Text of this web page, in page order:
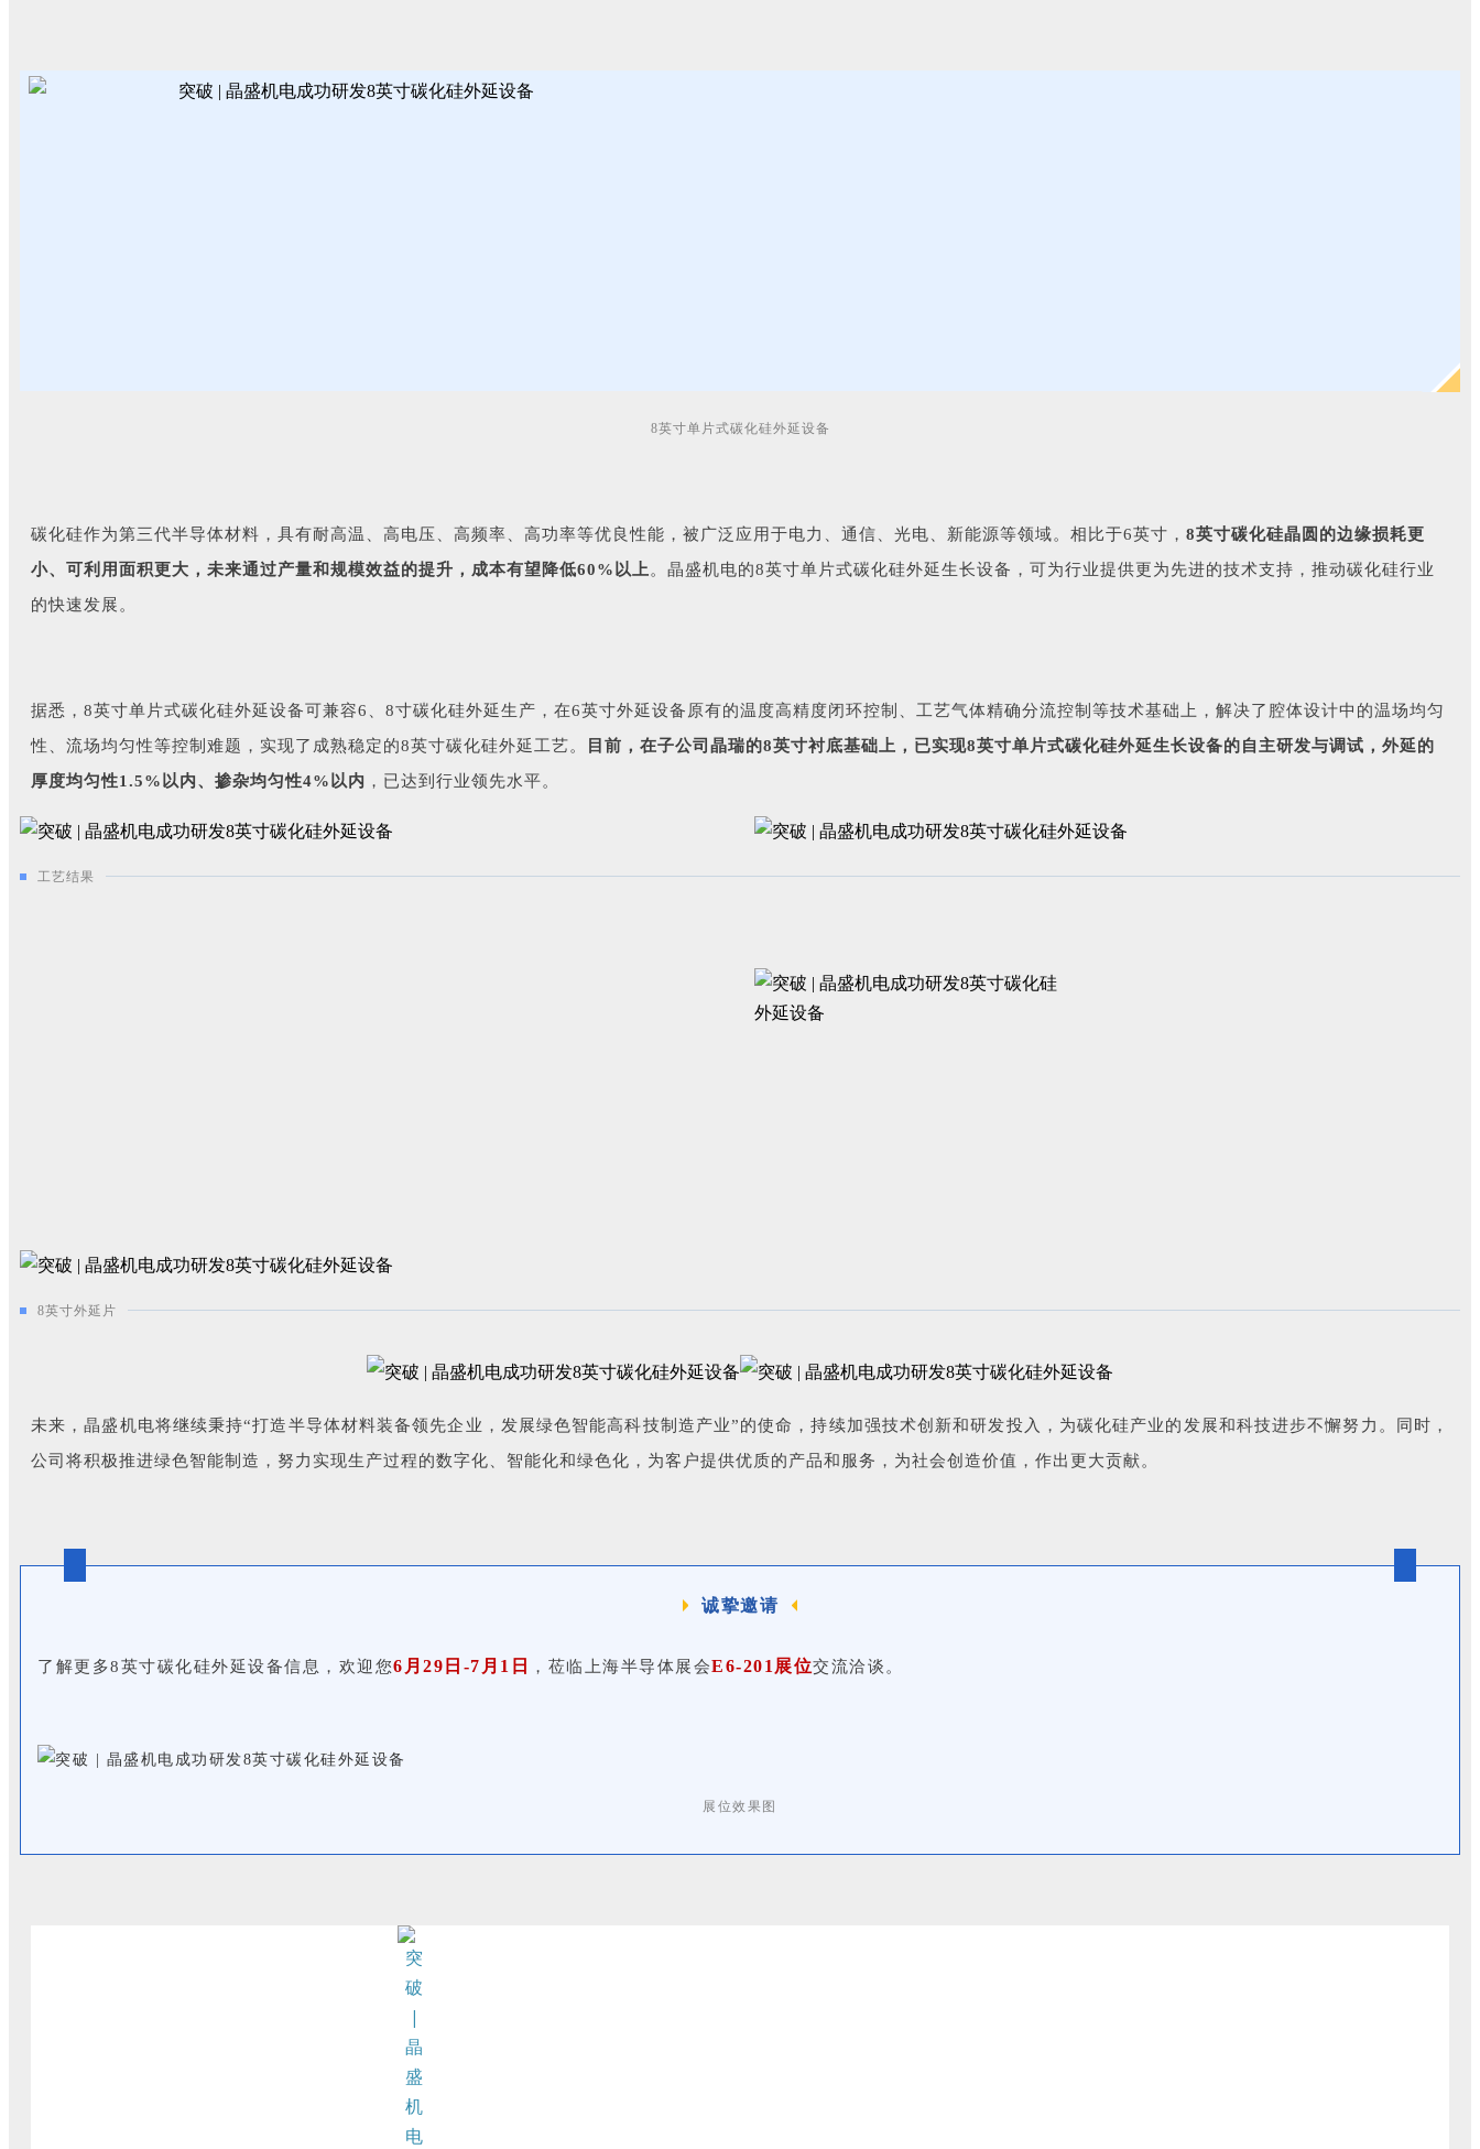
8英寸单片式碳化硅外延设备
碳化硅作为第三代半导体材料，具有耐高温、高电压、高频率、高功率等优良性能，被广泛应用于电力、通信、光电、新能源等领域。相比于6英寸， 8英寸碳化硅晶圆的边缘损耗更
小、可利用面积更大，未来通过产量和规模效益的提升，成本有望降低60%以上 。晶盛机电的8英寸单片式碳化硅外延生长设备，可为行业提供更为先进的技术支持，推动碳化硅行业
的快速发展。
据悉，8英寸单片式碳化硅外延设备可兼容6、8寸碳化硅外延生产，在6英寸外延设备原有的温度高精度闭环控制、工艺气体精确分流控制等技术基础上，解决了腔体设计中的温场均匀
性、流场均匀性等控制难题，实现了成熟稳定的8英寸碳化硅外延工艺。
目前，在子公司晶瑞的8英寸衬底基础上，已实现8英寸单片式碳化硅外延生长设备的自主研发与调试，外延的
厚度均匀性1.5%以内、掺杂均匀性4%以内 ，已达到行业领先水平。
工艺结果
8英寸外延片
未来，晶盛机电将继续秉持“打造半导体材料装备领先企业，发展绿色智能高科技制造产业”的使命，持续加强技术创新和研发投入，为碳化硅产业的发展和科技进步不懈努力。同时，
公司将积极推进绿色智能制造，努力实现生产过程的数字化、智能化和绿色化，为客户提供优质的产品和服务，为社会创造价值，作出更大贡献。
诚挚邀请
了解更多8英寸碳化硅外延设备信息，欢迎您6月29日-7月1日 ，莅临上海半导体展会E6-201展位交流洽谈。
展位效果图